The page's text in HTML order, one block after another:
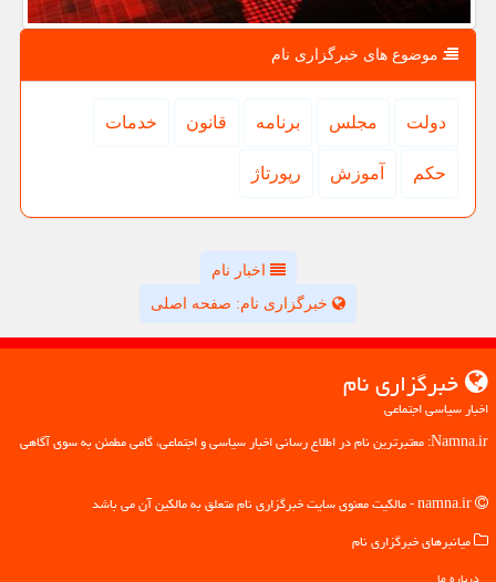
موضوع های خبرگزاری نام
دولت مجلس برنامه قانون خدمات
حكم آموزش رپورتاژ
اخبار نام
خبرگزاری نام: صفحه اصلی
خبرگزاری نام
اخبار سیاسی اجتماعی
Namna.ir: معتبرترین نام در اطلاع رسانی اخبار سیاسی و اجتماعی، گامی مطمئن به سوی آگاهی
میانبرهای خبرگزاری نام